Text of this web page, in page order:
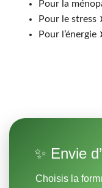
Pour la
Pour le stress
Pour l’énergie
✨ Envie
Choisis la